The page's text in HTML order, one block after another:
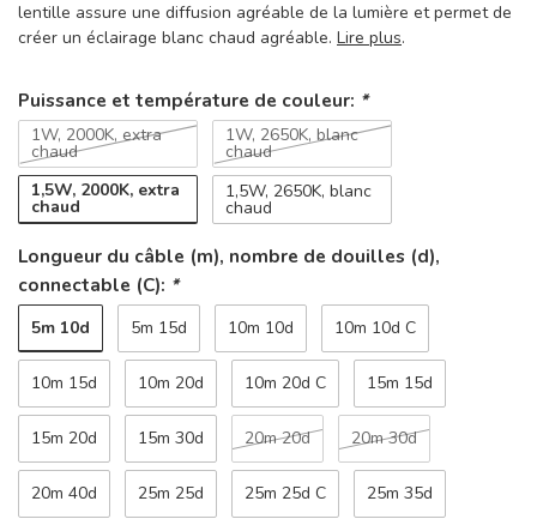
lentille assure une diffusion agréable de la lumière et permet de
créer un éclairage blanc chaud agréable. Lire plus.
Puissance et température de couleur: *
1W, 2000K, extra
chaud
1W, 2650K, blanc
chaud
1,5W, 2000K, extra
chaud
1,5W, 2650K, blanc
chaud
Longueur du câble (m), nombre de douilles (d),
connectable (C): *
5m 10d 5m 15d 10m 10d 10m 10d C
10m 15d 10m 20d 10m 20d C 15m 15d
15m 20d 15m 30d 20m 20d 20m 30d
20m 40d 25m 25d 25m 25d C 25m 35d